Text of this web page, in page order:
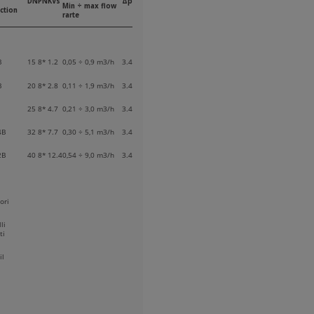
Min ÷ max flow
rarte
15 8* 1.2 0,05 ÷ 0,9 m3/h 3.4
20 8* 2.8 0,11 ÷ 1,9 m3/h 3.4
25 8* 4.7 0,21 ÷ 3,0 m3/h 3.4
32 8* 7.7 0,30 ÷ 5,1 m3/h 3.4
40 8* 12.40,54 ÷ 9,0 m3/h 3.4